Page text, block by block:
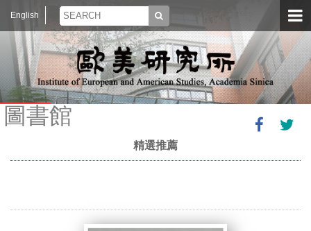
English
圖書館
精選推薦